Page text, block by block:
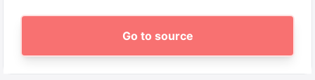
Go to source